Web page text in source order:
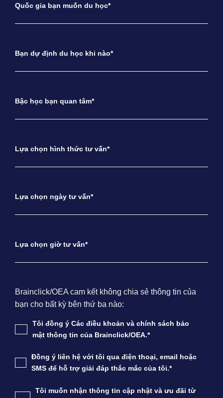
Quốc gia bạn muốn du học*
Bạn dự định du học khi nào*
Bậc học bạn quan tâm*
Lựa chọn hình thức tư vấn*
Lựa chọn ngày tư vấn*
Lựa chọn giờ tư vấn*
Brainclick/OEA cam kết không chia sẻ thông tin của
bạn cho bất kỳ bên thứ ba nào:
Tôi đồng ý Các điều khoản và chính sách bảo
mật thông tin của Brainclick/OEA.*
Đồng ý liên hệ với tôi qua điện thoại, email hoặc
SMS để hỗ trợ giải đáp thắc mắc của tôi.*
Tôi muốn nhận thông tin cập nhật và ưu đãi từ